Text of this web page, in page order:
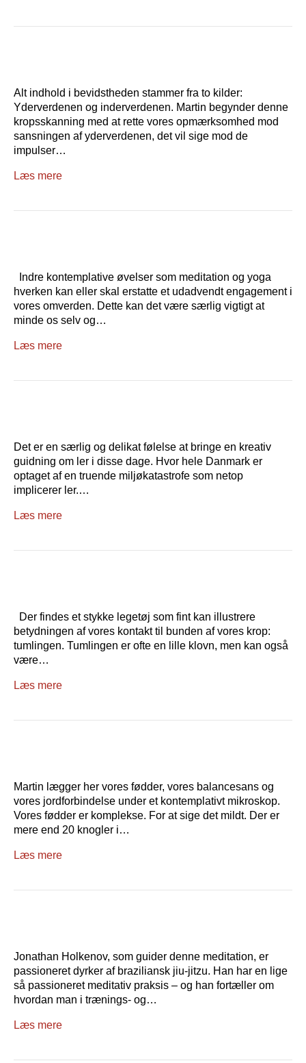
Alt indhold i bevidstheden stammer fra to kilder:
Yderverdenen og inderverdenen. Martin begynder denne
kropsskanning med at rette vores opmærksomhed mod
sansningen af yderverdenen, det vil sige mod de
impulser…
Læs mere
Indre kontemplative øvelser som meditation og yoga
hverken kan eller skal erstatte et udadvendt engagement i
vores omverden. Dette kan det være særlig vigtigt at
minde os selv og…
Læs mere
Det er en særlig og delikat følelse at bringe en kreativ
guidning om ler i disse dage. Hvor hele Danmark er
optaget af en truende miljøkatastrofe som netop
implicerer ler.…
Læs mere
Der findes et stykke legetøj som fint kan illustrere
betydningen af vores kontakt til bunden af vores krop:
tumlingen. Tumlingen er ofte en lille klovn, men kan også
være…
Læs mere
Martin lægger her vores fødder, vores balancesans og
vores jordforbindelse under et kontemplativt mikroskop.
Vores fødder er komplekse. For at sige det mildt. Der er
mere end 20 knogler i…
Læs mere
Jonathan Holkenov, som guider denne meditation, er
passioneret dyrker af braziliansk jiu-jitzu. Han har en lige
så passioneret meditativ praksis – og han fortæller om
hvordan man i trænings- og…
Læs mere